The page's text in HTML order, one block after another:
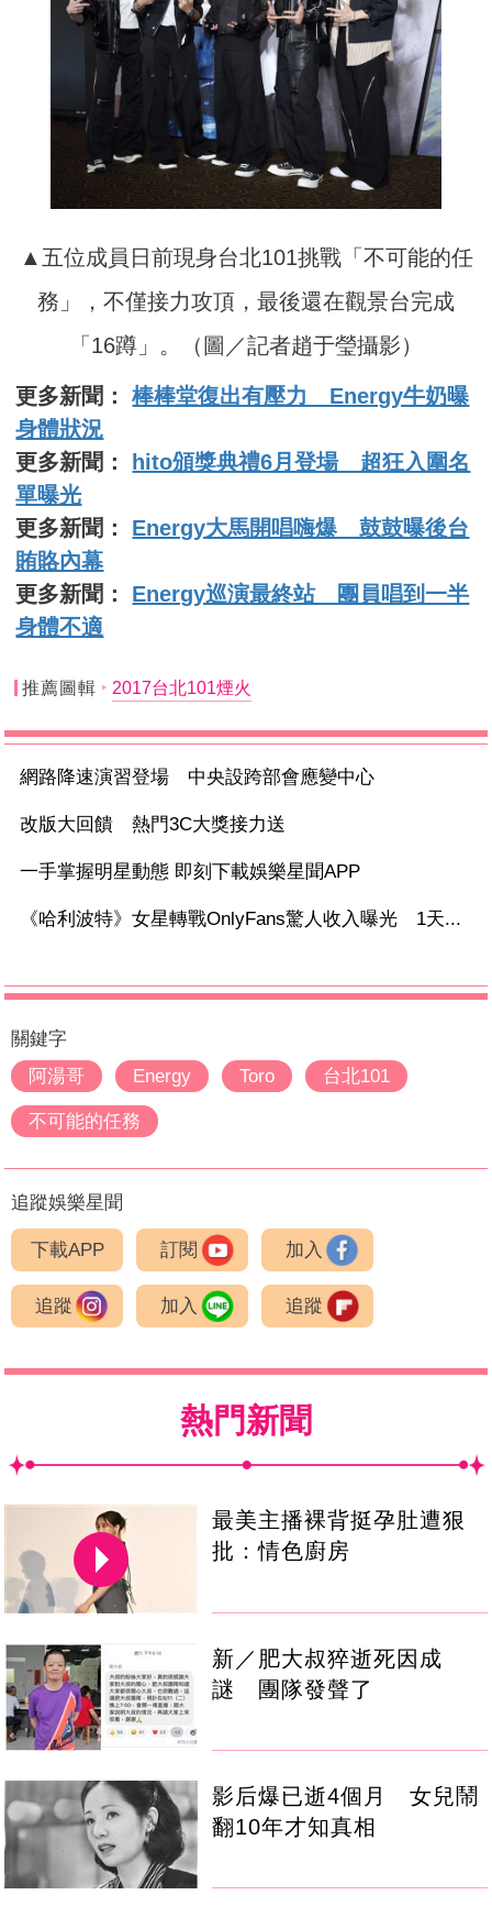
▲五位成員日前現身台北101挑戰「不可能的任
務」，不僅接力攻頂，最後還在觀景台完成
「16蹲」。（圖／記者趙于瑩攝影）
更多新聞：棒棒堂復出有壓力 Energy牛奶曝
身體狀況
更多新聞：
hito頒獎典禮6月登場 超狂入圍名
單曝光
更多新聞： Energy大馬開唱嗨爆 鼓鼓曝後台
賄賂內幕
更多新聞： Energy巡演最終站 團員唱到一半
身體不適
推薦圖輯 2017台北101煙火
網路降速演習登場 中央設跨部會應變中心
改版大回饋 熱門3C大獎接力送
一手掌握明星動態 即刻下載娛樂星聞APP
《哈利波特》女星轉戰OnlyFans驚人收入曝光 1天...
關鍵字
阿湯哥
Energy Toro 台北101
不可能的任務
追蹤娛樂星聞
下載APP 訂閱 加入
追蹤 加入 追蹤
熱門新聞
最美主播裸背挺孕肚遭狠
批：情色廚房
新／肥大叔猝逝死因成
謎 團隊發聲了
影后爆已逝4個月 女兒鬧
翻10年才知真相